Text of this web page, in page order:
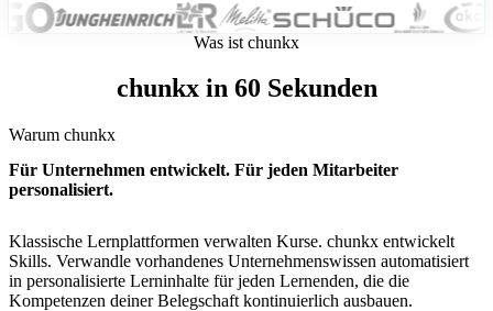
Was ist chunkx
chunkx in 60 Sekunden
Warum chunkx
Für Unternehmen entwickelt. Für jeden Mitarbeiter
personalisiert.
Klassische Lernplattformen verwalten Kurse. chunkx entwickelt
Skills. Verwandle vorhandenes Unternehmenswissen automatisiert
in personalisierte Lerninhalte für jeden Lernenden, die die
Kompetenzen deiner Belegschaft kontinuierlich ausbauen.